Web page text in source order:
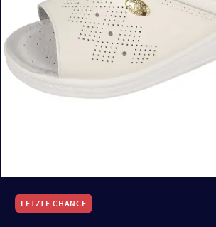
LETZTE CHANCE